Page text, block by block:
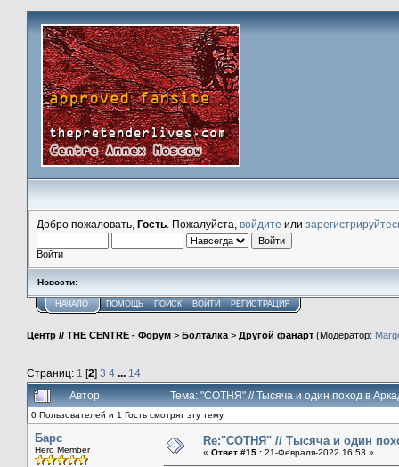
Добро пожаловать, Гость . Пожалуйста, войдите или
Войти
Новости:
НАЧАЛО ПОМОЩЬ ПОИСК ВОЙТИ РЕГИСТРАЦИЯ
Центр // THE CENTRE - Форум > Болталка > Другой фанарт (Модератор:
Страниц: 1 [2] 3 4 ... 14
Автор
Тема: "СОТНЯ" // Тысяча и один поход в
0 Пользователей и 1 Гость смотрят эту тему.
Барс
Hero Member
Re:"СОТНЯ" // Тысяча и один
« Ответ #15 : 21-Февраля-2022 16:53 »